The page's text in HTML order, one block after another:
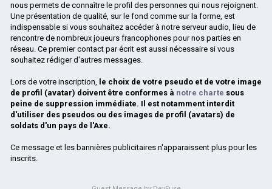
nous permets de connaître le profil des personnes qui nous rejoignent.
Une présentation de qualité, sur le fond comme sur la forme, est
indispensable si vous souhaitez accéder à notre serveur audio, lieu de
rencontre de nombreux joueurs francophones pour nos parties en
réseau. Ce premier contact par écrit est aussi nécessaire si vous
souhaitez rédiger d'autres messages.
Lors de votre inscription, le choix de votre pseudo et de votre image
de profil (avatar) doivent être conformes à notre charte sous
peine de suppression immédiate. Il est notamment interdit
d'utiliser des pseudos ou des images de profil (avatars) de
soldats d'un pays de l'Axe.
Ce message et les bannières publicitaires n'apparaissent plus pour les
inscrits.